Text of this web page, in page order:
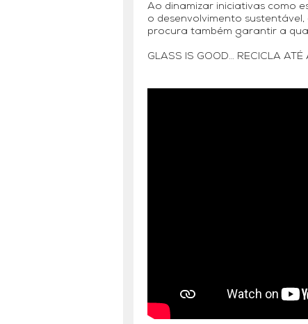
Ao dinamizar iniciativas como
o desenvolvimento
procura também garantir a
GLASS IS GOOD… RECICLA ATÉ